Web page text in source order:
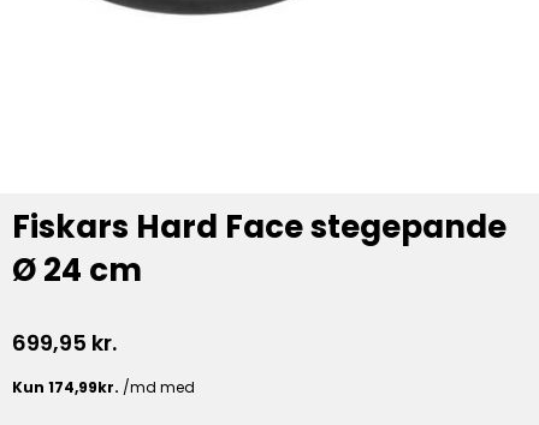
Fiskars Hard Face stegepande
Ø 24 cm
699,95 kr.